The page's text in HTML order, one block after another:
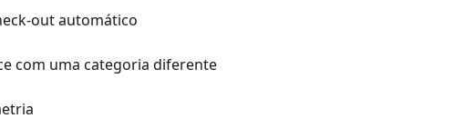
out automático
com uma categoria diferente